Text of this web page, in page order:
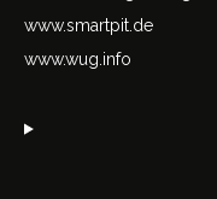
www.smartpit.de
www.wug.info